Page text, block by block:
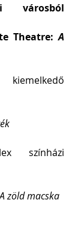
városból
Theatre: A
színházi
A zöld macska